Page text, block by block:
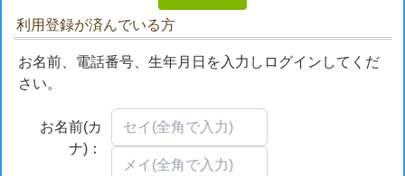
利用登録が済んでいる方
お名前、電話番号、生年月日を入力しログインしてくだ
さい。
お名前(カ
ナ)：